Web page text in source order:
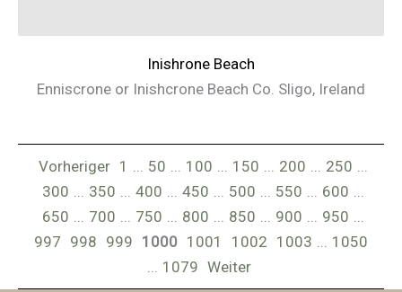
Inishrone Beach
Enniscrone or Inishcrone Beach Co. Sligo, Ireland
Vorheriger 1 50 100 150 200 250
300
350 400 450 500 550 600
650
700 750 800 850 900 950
997 998 999 1000 1001 1002 1003
1050
1079 Weiter